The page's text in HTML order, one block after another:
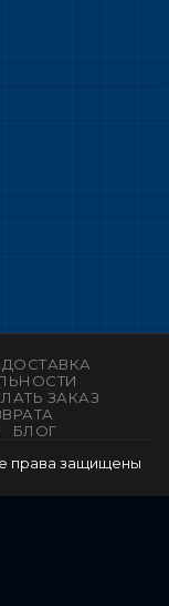
ЗАКАЗ
БЛОГ
права защищены